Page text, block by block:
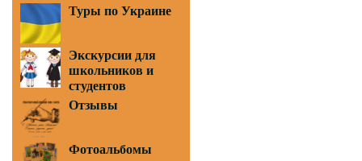
Туры по Украине
Экскурсии для
школьников и
студентов
Отзывы
Фотоальбомы